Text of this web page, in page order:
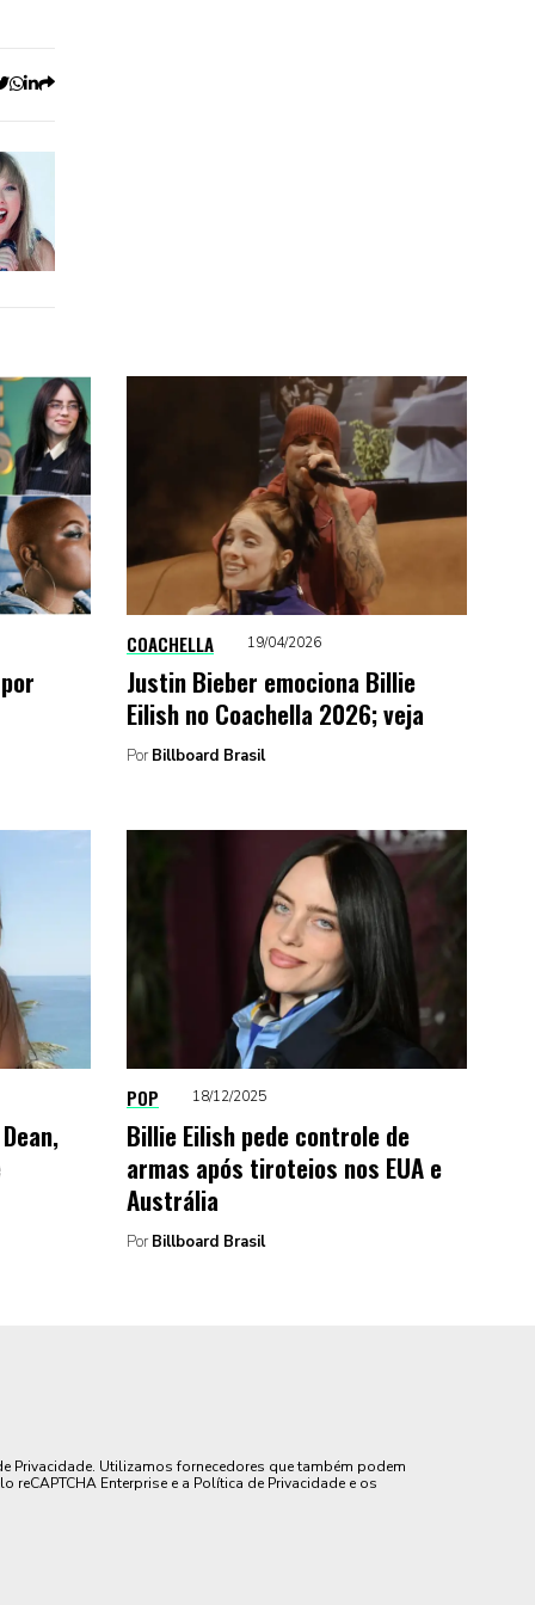
COACHELLA 19/04/2026
Justin Bieber emociona Billie
Eilish no Coachella 2026; veja
Por Billboard Brasil
POP 18/12/2025
Billie Eilish pede controle de
armas após tiroteios nos EUA e
Austrália
Por Billboard Brasil
Privacidade. Utilizamos fornecedores que também podem
Enterprise e a Política de Privacidade e os